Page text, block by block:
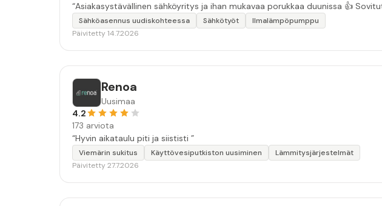
Sähköasennus uudiskohteessa Sähkötyöt
Ilmalämpöpumppu
Päivitetty 14.7.2026
Renoa
Uusimaa
4.2
173 arviota
“Hyvin aikataulu piti ja siististi ”
Viemärin sukitus Käyttövesiputkiston uusiminen
Lämmitysjärjestelmät
Päivitetty 27.7.2026